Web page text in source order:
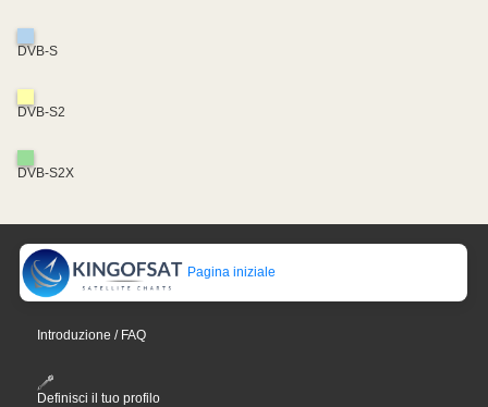
DVB-S
DVB-S2
DVB-S2X
Pagina iniziale
Introduzione / FAQ
Definisci il tuo profilo